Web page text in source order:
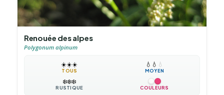
Renouée des alpes
Polygonum alpinum
☀️☀️☀️
TOUS
💧 💧 💧
MOYEN
❄️❄️❄️
RUSTIQUE COULEURS